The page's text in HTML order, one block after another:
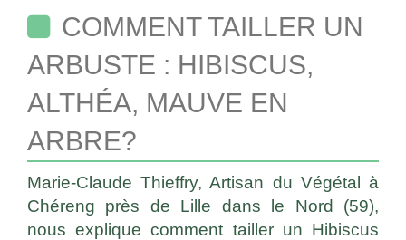
COMMENT TAILLER UN
ARBUSTE : HIBISCUS,
ALTHÉA, MAUVE EN
ARBRE?
Marie-Claude Thieffry, Artisan du Végétal à
Chéreng près de Lille dans le Nord (59),
nous explique comment tailler un Hibiscus